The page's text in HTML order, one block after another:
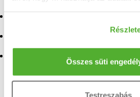
Információgyűjtés az Ön
pár méteres pontossággal
Az Ön készülékén
Összes süti
Testreszabás
Eladó ingatlan Szabadi